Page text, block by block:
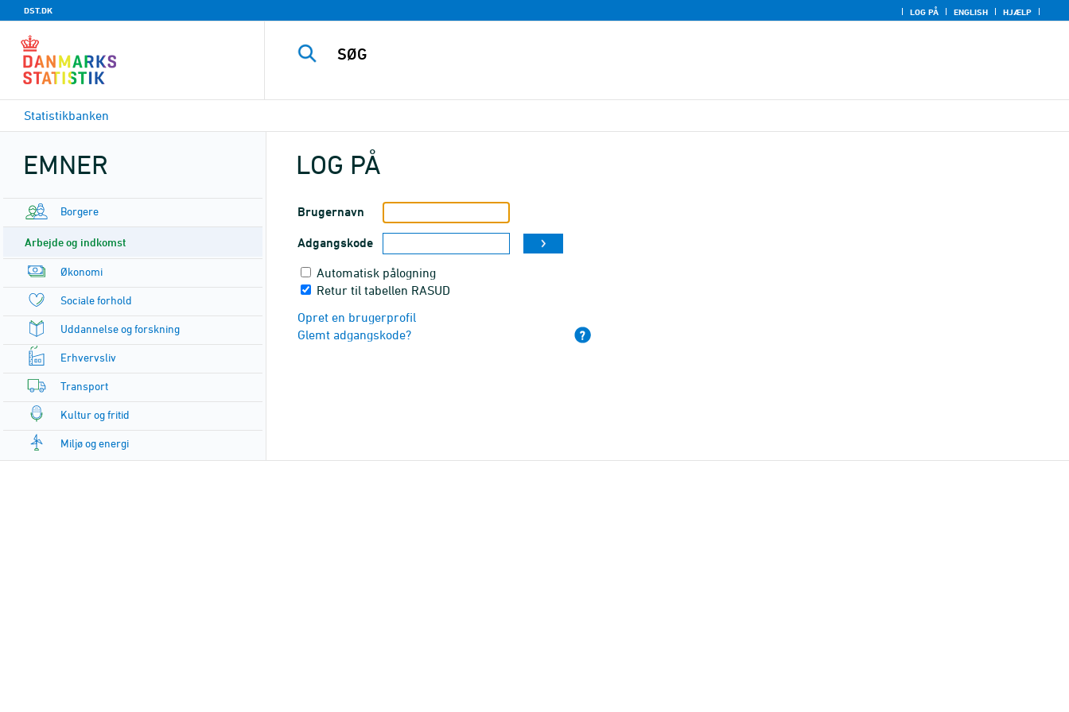
DST.DK LOG PÅ ENGLISH HJÆLP
Statistikbanken
EMNER
Borgere
Arbejde og indkomst
Økonomi
Sociale forhold
Uddannelse og forskning
Erhvervsliv
Transport
Kultur og fritid
Miljø og energi
LOG PÅ
Brugernavn
Adgangskode
Automatisk pålogning
Retur til tabellen RASUD
Opret en brugerprofil
Glemt adgangskode?